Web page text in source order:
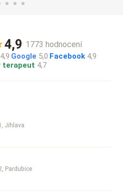
4,9· 1773 hodnocení
4,9·Google 5,0·Facebook 4,9·
terapeut 4,7
Jihlava
Pardubice